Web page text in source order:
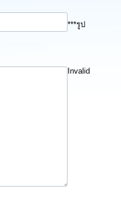
***รูป
Invalid